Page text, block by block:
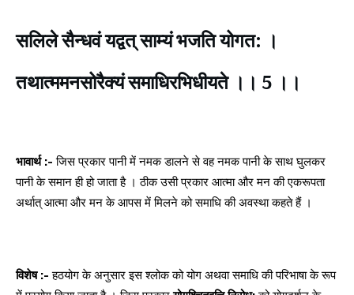
सलिले सैन्धवं यद्वत् साम्यं भजति योगत: ।
तथात्ममनसोरैक्यं समाधिरभिधीयते ।। 5 ।।
भावार्थ :-जिस प्रकार पानी में नमक डालने से वह नमक पानी के साथ घुलकर
पानी के समान ही हो जाता है । ठीक उसी प्रकार आत्मा और मन की एकरूपता
अर्थात् आत्मा और मन के आपस में मिलने को समाधि की अवस्था कहते हैं ।
विशेष :-हठयोग के अनुसार इस श्लोक को योग अथवा समाधि की परिभाषा के रूप